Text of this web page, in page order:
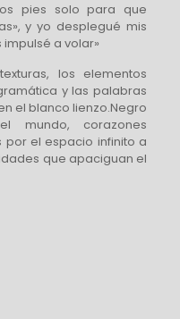
pies solo para que
y yo desplegué mis
a volar»
los elementos
y las palabras
el blanco lienzo.Negro
mundo, corazones
el espacio infinito a
que apaciguan el